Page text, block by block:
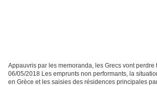
Appauvris par les memoranda, les Grecs vont perdre
06/05/2018 Les emprunts non performants, la
en Grèce et les saisies des résidences principales